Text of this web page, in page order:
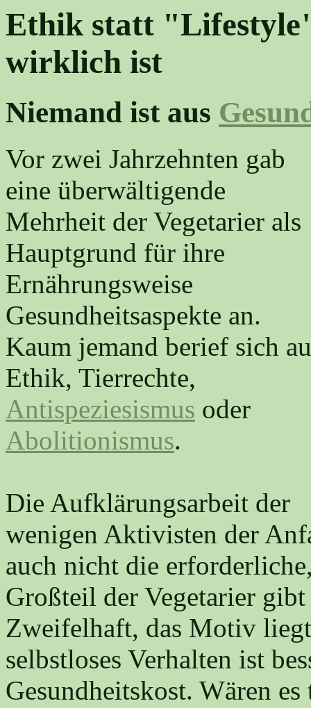
Ethik statt
wirklich ist
Niemand ist aus
Vor zwei Jahrzehnten gab
eine überwältigende
Mehrheit der Vegetarier als
Hauptgrund für ihre
Ernährungsweise
Gesundheitsaspekte an.
Kaum jemand berief sich
Ethik, Tierrechte,
Antispeziesismus oder
Abolitionismus.
Die Aufklärungsarbeit der
wenigen Aktivisten der
auch nicht die
Großteil der Vegetarier
Zweifelhaft, das Motiv
selbstloses Verhalten ist
Gesundheitskost. Wären